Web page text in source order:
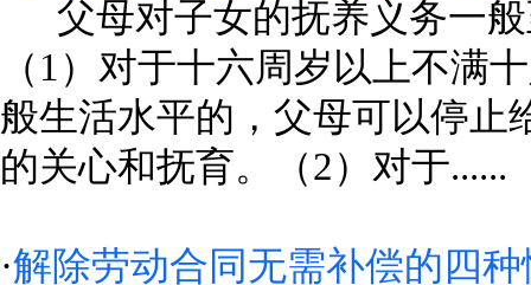
父母对子女的抚养义务一般
（1）对于十六周岁以上不满
般生活水平的，父母可以停止
的关心和抚育。（2）对于......
·解除劳动合同无需补偿的四